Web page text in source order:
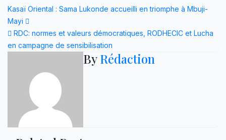
Navigation
de
l’article
Kasaï Oriental : Sama Lukonde accueilli en triomphe à Mbuji-
Mayi
RDC: normes et valeurs démocratiques, RODHECIC et Lucha
en campagne de sensibilisation
ByRédaction